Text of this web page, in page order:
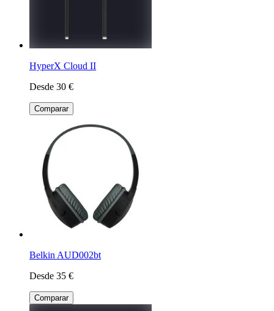
HyperX Cloud II
Desde 30 €
Comparar
Belkin AUD002bt
Desde 35 €
Comparar